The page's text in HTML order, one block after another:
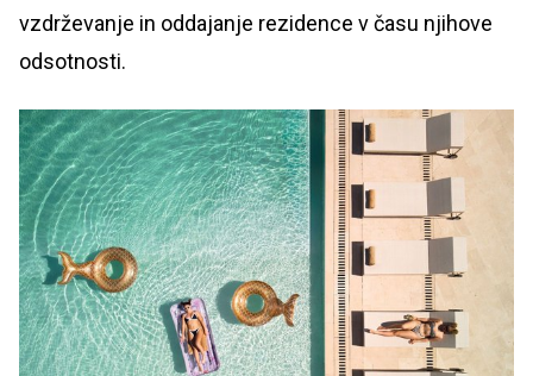
vzdrževanje in oddajanje rezidence v času njihove
odsotnosti.